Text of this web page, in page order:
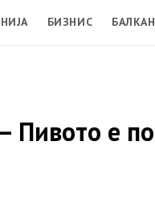
БИЗНИС БАЛКАН
Пивото е